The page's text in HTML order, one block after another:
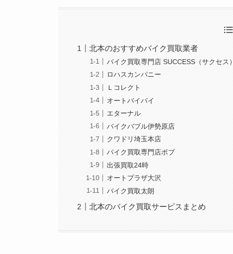
北本のおすすめバイク買取業者
バイク買取専門店 SUCCESS（サクセス）
ロハスカンパニー
Ｌコレクト
オートバイバイ
エターナル
バイクバブル伊勢原店
クワドリ埼玉本店
バイク買取専門店ボブ
出張買取24時
オートプラザ大沢
バイク買取太朗
北本のバイク買取サービスまとめ